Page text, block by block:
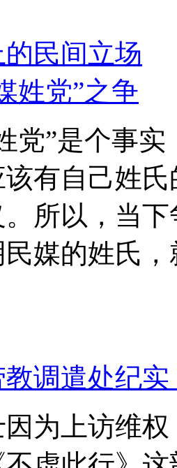
民间立场
党”之争
党”是个事
有自己姓
所以，当
媒的姓氏
调遣处纪实
为上访维